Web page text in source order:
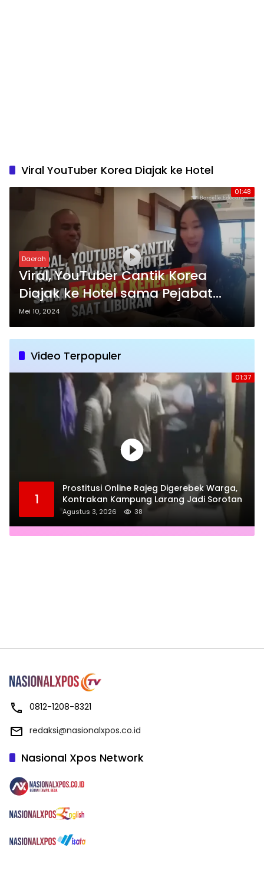
Viral YouTuber Korea Diajak ke Hotel
01:48
Daerah
Viral, YouTuber Cantik Korea
Diajak ke Hotel sama Pejabat
Kemenhub Saat Liburan
Mei 10, 2024
Video Terpopuler
01:37
1
Prostitusi Online Rajeg Digerebek Warga,
Kontrakan Kampung Larang Jadi Sorotan
Agustus 3, 2026 38
0812-1208-8321
redaksi@nasionalxpos.co.id
Nasional Xpos Network